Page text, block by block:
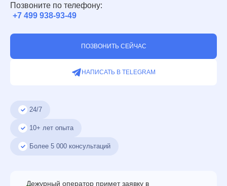
Позвоните по телефону:
+7 499 938-93-49
ПОЗВОНИТЬ СЕЙЧАС
НАПИСАТЬ В TELEGRAM
24/7
10+ лет опыта
Более 5 000 консультаций
Дежурный оператор примет заявку в